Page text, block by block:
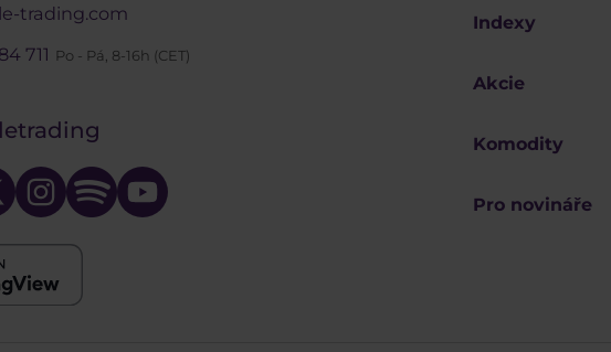
trading.com
711 Po - Pá, 8-16h (CET)
Indexy
Akcie
Komodity
Pro novináře